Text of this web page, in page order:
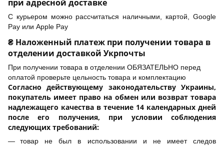
при адресной доставке
С курьером можно рассчитаться наличными, картой, Google
Pay или Apple Pay
₴ Наложенный платеж при получении товара в
отделении доставкой Укрпочты
При получении товара в отделении ОБЯЗАТЕЛЬНО перед
оплатой проверьте цельность товара и комплектацию
Согласно действующему законодательству Украины,
покупатель имеет право на обмен или возврат товара
надлежащего качества в течение 14 календарных дней
после его получения, при условии соблюдения
следующих требований:
товар не был в использовании и не имеет следов